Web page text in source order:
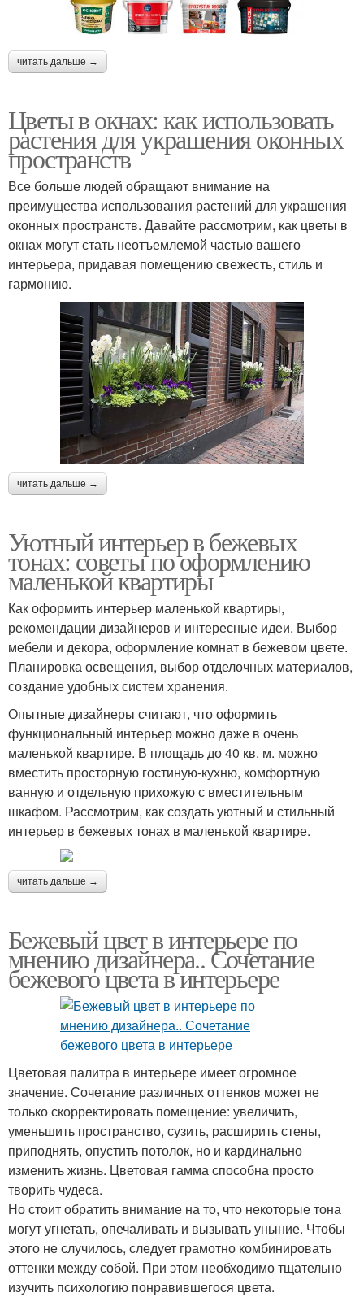
читать дальше →
Цветы в окнах: как использовать
растения для украшения оконных
пространств
Все больше людей обращают внимание на
преимущества использования растений для украшения
оконных пространств. Давайте рассмотрим, как цветы в
окнах могут стать неотъемлемой частью вашего
интерьера, придавая помещению свежесть, стиль и
гармонию.
читать дальше →
Уютный интерьер в бежевых
тонах: советы по оформлению
маленькой квартиры
Как оформить интерьер маленькой квартиры,
рекомендации дизайнеров и интересные идеи. Выбор
мебели и декора, оформление комнат в бежевом цвете.
Планировка освещения, выбор отделочных материалов,
создание удобных систем хранения.
Опытные дизайнеры считают, что оформить
функциональный интерьер можно даже в очень
маленькой квартире. В площадь до 40 кв. м. можно
вместить просторную гостиную-кухню, комфортную
ванную и отдельную прихожую с вместительным
шкафом. Рассмотрим, как создать уютный и стильный
интерьер в бежевых тонах в маленькой квартире.
читать дальше →
Бежевый цвет в интерьере по
мнению дизайнера.. Сочетание
бежевого цвета в интерьере
Цветовая палитра в интерьере имеет огромное
значение. Сочетание различных оттенков может не
только скорректировать помещение: увеличить,
уменьшить пространство, сузить, расширить стены,
приподнять, опустить потолок, но и кардинально
изменить жизнь. Цветовая гамма способна просто
творить чудеса.
Но стоит обратить внимание на то, что некоторые тона
могут угнетать, опечаливать и вызывать уныние. Чтобы
этого не случилось, следует грамотно комбинировать
оттенки между собой. При этом необходимо тщательно
изучить психологию понравившегося цвета.